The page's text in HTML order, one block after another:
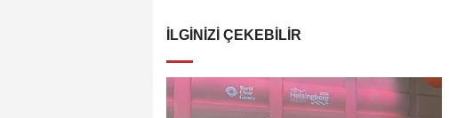
İLGINIZI ÇEKEBILIR